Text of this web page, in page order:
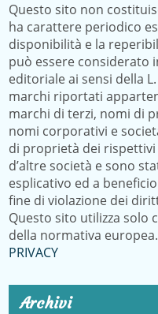
Questo sito non
ha carattere periodico
disponibilità e la
può essere considerato
editoriale ai sensi della
marchi riportati
marchi di terzi, nomi di
nomi corporativi e
di proprietà dei
d’altre società e sono
esplicativo ed a
fine di violazione dei
Questo sito utilizza solo
della normativa
PRIVACY
Archivi